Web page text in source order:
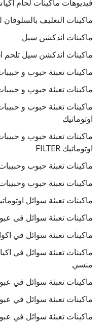
فيديوهات ماكينات لحام
ماكينات التغليف بالسلوفان
ماكينات اندكشن سيل
ماكينات اندكشن سيل تلحم
ماكينات تعبئة حبوب و
ماكينات تعبئة حبوب و
ماكينات تعبئة حبوب و
اوتوماتيك
ماكينات تعبئة حبوب و
اوتوماتيك FILTER
ماكينات تعبئة حبوب
ماكينات تعبئة حبوب
ماكينات تعبئة سوائل
ماكينات تعبئة سوائل فى
ماكينات تعبئة سوائل في
منسي
ماكينات تعبئة سوائل في
ماكينات تعبئة سوائل في
ماكينات تعبئة سوائل في